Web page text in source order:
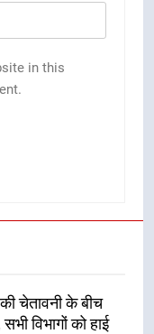
in this
की चेतावनी के बीच
विभागों को हाई